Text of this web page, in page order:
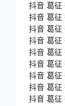
抖音 葛征
抖音 葛征
抖音 葛征
抖音 葛征
抖音 葛征
抖音 葛征
抖音 葛征
抖音 葛征
抖音 葛征